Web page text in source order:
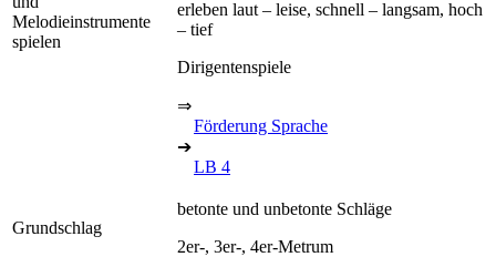
Melodieinstrumente
spielen
erleben laut – leise, schnell – langsam, hoch
– tief
Dirigentenspiele
⇒
Förderung Sprache
➔
LB 4
Grundschlag
betonte und unbetonte Schläge
2er-, 3er-, 4er-Metrum